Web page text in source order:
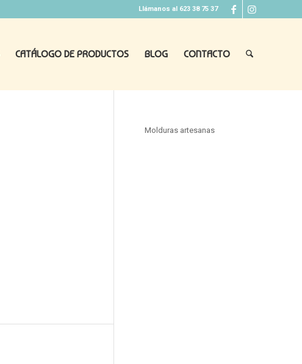
Llámanos al 623 38 75 37
CATÁLOGO DE PRODUCTOS BLOG CONTACTO
Molduras artesanas